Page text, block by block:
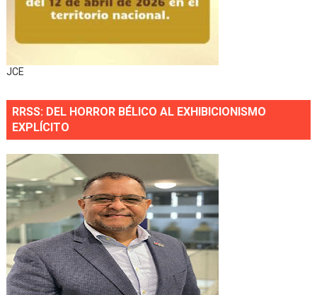
JCE
RRSS: DEL HORROR BÉLICO AL EXHIBICIONISMO
EXPLÍCITO